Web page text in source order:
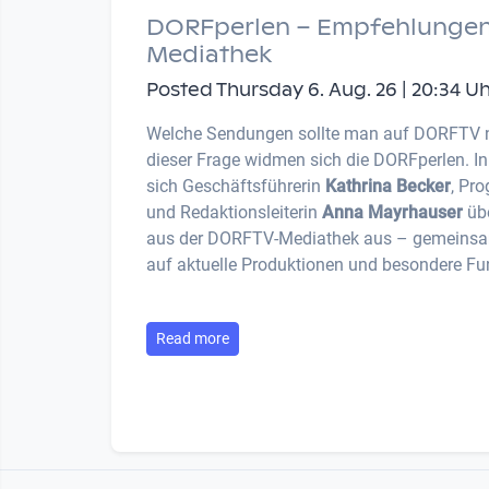
DORFperlen –
Mediathek
Posted Thursday 6. Aug. 26 | 20:34
Welche Sendungen sollte man auf DORFTV
dieser Frage widmen sich die DORFperlen.
sich Geschäftsführerin Kathrina Becker,
und Redaktionsleiterin Anna Mayrhauser
aus der DORFTV-Mediathek aus –
auf aktuelle Produktionen und besondere
Read more